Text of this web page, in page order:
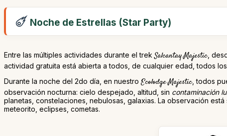
Noche de Estrellas (Star Party)
Entre las múltiples actividades durante el trek Salcantay Majestic,
actividad gratuita está abierta a todos, de cualquier edad, todos
Durante la noche del 2do día, en nuestro Ecolodge Majestic, todos
observación nocturna: cielo despejado, altitud, sin contaminación
planetas, constelaciones, nebulosas, galaxias. La observación
meteorito, eclipses, cometas.